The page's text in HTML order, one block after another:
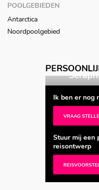
POOLGEBIEDEN
Antarctica
Noordpoolgebied
de Smidt
Ik ben er nog
VRAAG
Stuur mij een
reisontwerp